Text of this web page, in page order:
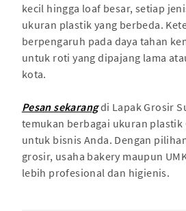
kecil hingga loaf besar, setiap
ukuran plastik yang berbeda.
berpengaruh pada daya tahan
untuk roti yang dipajang lama
kota.
Pesan sekarangdi Lapak Grosir
temukan berbagai ukuran plastik
untuk bisnis Anda. Dengan
grosir, usaha bakery maupun
lebih profesional dan higienis.